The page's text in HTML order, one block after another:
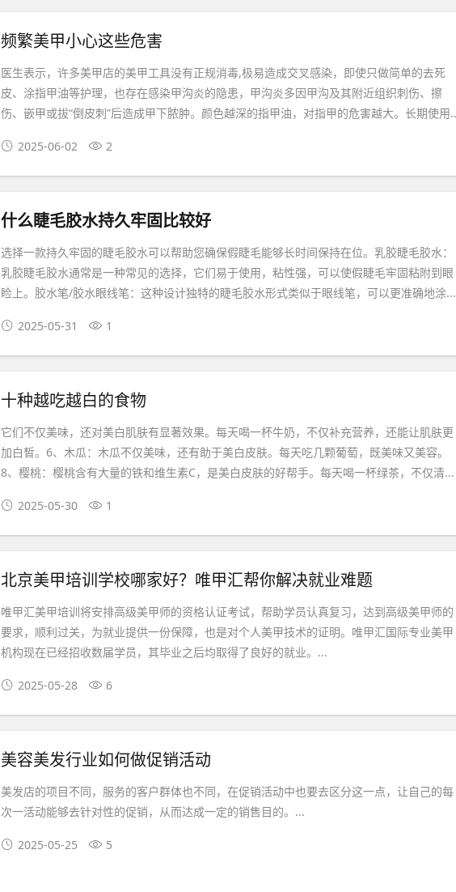
频繁美甲小心这些危害
医生表示，许多美甲店的美甲工具没有正规消毒,极易造成交叉感染，即使只做简单的去死
皮、涂指甲油等护理，也存在感染甲沟炎的隐患，甲沟炎多因甲沟及其附近组织刺伤、擦
伤、嵌甲或拔“倒皮刺”后造成甲下脓肿。颜色越深的指甲油，对指甲的危害越大。长期使用
2025-06-02 2
什么睫毛胶水持久牢固比较好
选择一款持久牢固的睫毛胶水可以帮助您确保假睫毛能够长时间保持在位。乳胶睫毛胶水：
乳胶睫毛胶水通常是一种常见的选择，它们易于使用，粘性强，可以使假睫毛牢固粘附到眼
睑上。胶水笔/胶水眼线笔：这种设计独特的睫毛胶水形式类似于眼线笔，可以更准确地涂...
2025-05-31 1
十种越吃越白的食物
它们不仅美味，还对美白肌肤有显著效果。每天喝一杯牛奶，不仅补充营养，还能让肌肤更
加白皙。6、木瓜：木瓜不仅美味，还有助于美白皮肤。每天吃几颗葡萄，既美味又美容。
8、樱桃：樱桃含有大量的铁和维生素C，是美白皮肤的好帮手。每天喝一杯绿茶，不仅清...
2025-05-30 1
北京美甲培训学校哪家好？唯甲汇帮你解决就业难题
唯甲汇美甲培训将安排高级美甲师的资格认证考试，帮助学员认真复习，达到高级美甲师的
要求，顺利过关，为就业提供一份保障，也是对个人美甲技术的证明。唯甲汇国际专业美甲
机构现在已经招收数届学员，其毕业之后均取得了良好的就业。...
2025-05-28 6
美容美发行业如何做促销活动
美发店的项目不同，服务的客户群体也不同，在促销活动中也要去区分这一点，让自己的每
次一活动能够去针对性的促销，从而达成一定的销售目的。...
2025-05-25 5